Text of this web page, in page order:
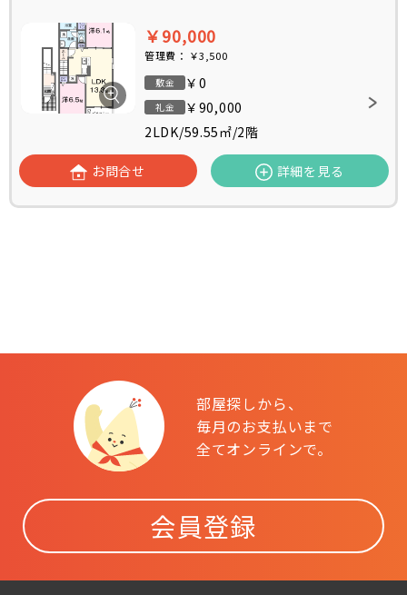
￥90,000
管理費： ￥3,500
敷金 ￥0
礼金
￥90,000
2LDK/59.55㎡/2階
お問合せ 詳細を見る
部屋探しから、
毎月のお支払いまで
全てオンラインで。
会員登録